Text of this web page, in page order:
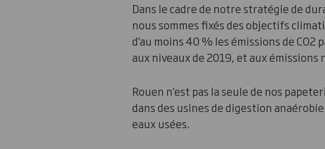
Dans le cadre de notre stratégie de
nous sommes fixés des objectifs
d’au moins 40 % les émissions de
aux niveaux de 2019, et aux émissions
Rouen n’est pas la seule de nos
dans des usines de digestion
eaux usées.